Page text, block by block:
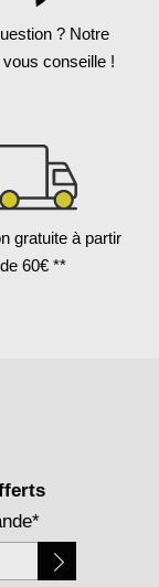
? Notre
vous conseille !
gratuite à partir
de 60€ **